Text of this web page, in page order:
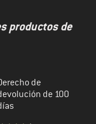
productos de
de
de 100